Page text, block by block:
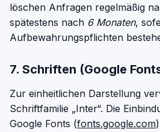
löschen Anfragen regelmäßig
spätestens nach 6 Monaten,
Aufbewahrungspflichten
7. Schriften (Google
Zur einheitlichen Darstellung
Schriftfamilie „Inter“. Die
Google Fonts (fonts.google.com